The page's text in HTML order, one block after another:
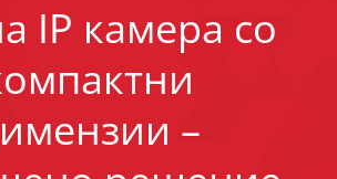
IP камера со
–